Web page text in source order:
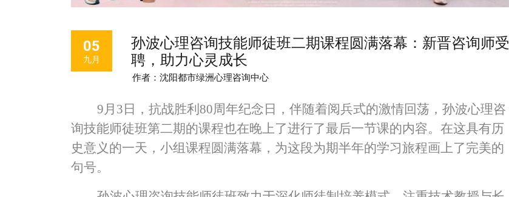
05
九月
孙波心理咨询技能师徒班二期课程圆满落幕：新晋咨询师受
聘，助力心灵成长
作者：沈阳都市绿洲心理咨询中心
9月3日，抗战胜利80周年纪念日，伴随着阅兵式的激情回荡，孙波心理咨
询技能师徒班第二期的课程也在晚上了进行了最后一节课的内容。在这具有历
史意义的一天，小组课程圆满落幕，为这段为期半年的学习旅程画上了完美的
句号。